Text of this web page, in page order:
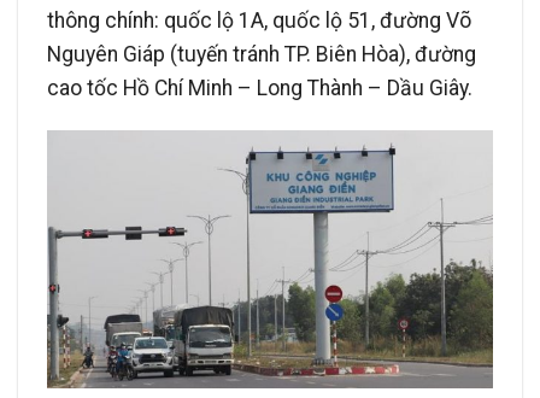
thông chính: quốc lộ 1A, quốc lộ 51, đường Võ
Nguyên Giáp (tuyến tránh TP. Biên Hòa), đường
cao tốc Hồ Chí Minh – Long Thành – Dầu Giây.